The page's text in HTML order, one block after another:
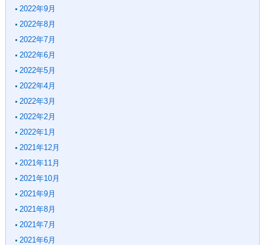
2022年9月
2022年8月
2022年7月
2022年6月
2022年5月
2022年4月
2022年3月
2022年2月
2022年1月
2021年12月
2021年11月
2021年10月
2021年9月
2021年8月
2021年7月
2021年6月